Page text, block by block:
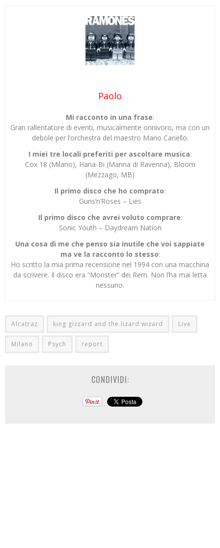
Paolo
Mi racconto in una frase:
Gran rallentatore di eventi, musicalmente onnivoro, ma con un
debole per l’orchestra del maestro Mario Canello.
I miei tre locali preferiti per ascoltare musica:
Cox 18 (Milano), Hana-Bi (Marina di Ravenna), Bloom
(Mezzago, MB)
Il primo disco che ho comprato:
Guns’n’Roses – Lies
Il primo disco che avrei voluto comprare:
Sonic Youth – Daydream Nation
Una cosa di me che penso sia inutile che voi sappiate
ma ve la racconto lo stesso:
Ho scritto la mia prima recensione nel 1994 con una macchina
da scrivere. Il disco era “Monster” dei Rem. Non l’ha mai letta
nessuno.
Alcatraz king gizzard and the lizard wizard Live
Milano Psych report
CONDIVIDI: